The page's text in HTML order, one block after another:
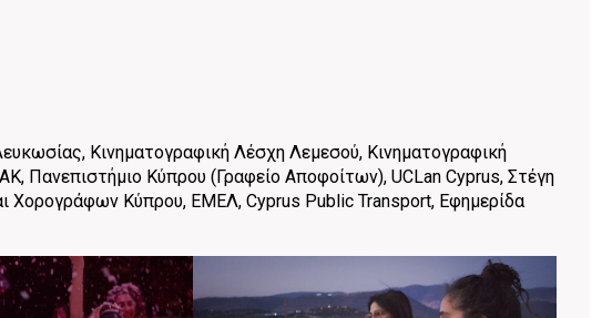
Κινηματογραφική Λέσχη Λεμεσού, Κινηματογραφική
Κύπρου (Γραφείο Αποφοίτων), UCLan Cyprus, Στέγη
Χορογράφων Κύπρου, ΕΜΕΛ, Cyprus Public Transport, Εφημερίδα